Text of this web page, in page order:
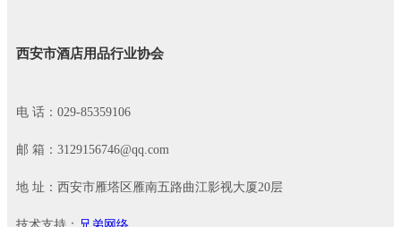
西安市酒店用品行业协会
电 话：029-85359106
邮 箱：3129156746@qq.com
地 址：西安市雁塔区雁南五路曲江影视大厦20层